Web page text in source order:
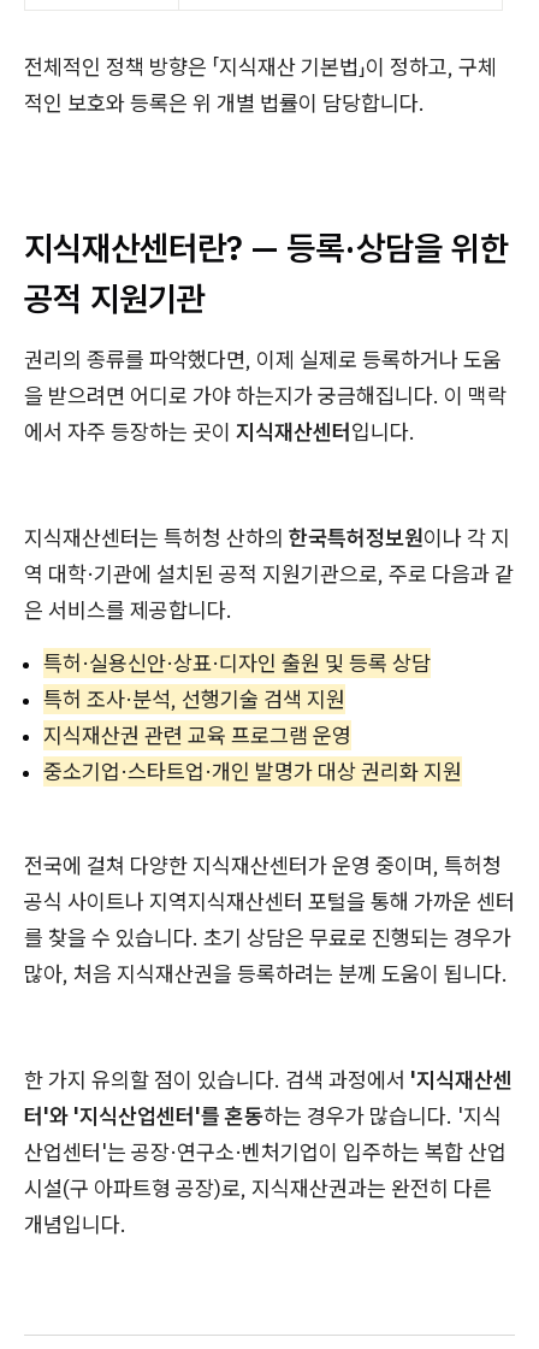
전체적인 정책 방향은 「지식재산 기본법」이 정하고, 구체
적인 보호와 등록은 위 개별 법률이 담당합니다.
지식재산센터란? — 등록·상담을 위한
공적 지원기관
권리의 종류를 파악했다면, 이제 실제로 등록하거나 도움
을 받으려면 어디로 가야 하는지가 궁금해집니다. 이 맥락
에서 자주 등장하는 곳이 지식재산센터입니다.
지식재산센터는 특허청 산하의 한국특허정보원이나 각 지
역 대학·기관에 설치된 공적 지원기관으로, 주로 다음과 같
은 서비스를 제공합니다.
특허·실용신안·상표·디자인 출원 및 등록 상담
특허 조사·분석, 선행기술 검색 지원
지식재산권 관련 교육 프로그램 운영
중소기업·스타트업·개인 발명가 대상 권리화 지원
전국에 걸쳐 다양한 지식재산센터가 운영 중이며, 특허청
공식 사이트나 지역지식재산센터 포털을 통해 가까운 센터
를 찾을 수 있습니다. 초기 상담은 무료로 진행되는 경우가
많아, 처음 지식재산권을 등록하려는 분께 도움이 됩니다.
한 가지 유의할 점이 있습니다. 검색 과정에서 '지식재산센
터'와 '지식산업센터'를 혼동하는 경우가 많습니다. '지식
산업센터'는 공장·연구소·벤처기업이 입주하는 복합 산업
시설(구 아파트형 공장)로, 지식재산권과는 완전히 다른
개념입니다.